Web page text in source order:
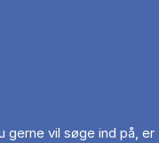
gerne vil søge ind på, er